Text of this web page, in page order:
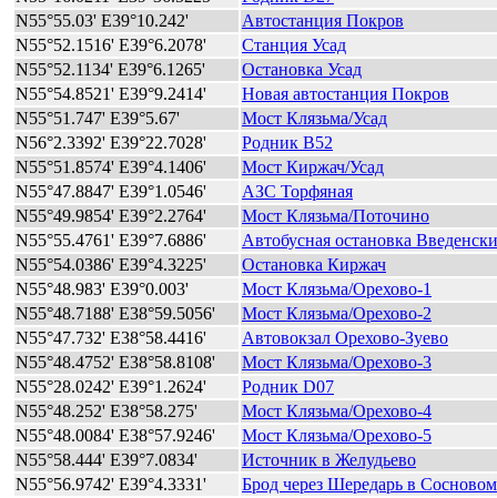
N55°55.03' E39°10.242'
Автостанция Покров
N55°52.1516' E39°6.2078'
Станция Усад
N55°52.1134' E39°6.1265'
Остановка Усад
N55°54.8521' E39°9.2414'
Новая автостанция Покров
N55°51.747' E39°5.67'
Мост Клязьма/Усад
N56°2.3392' E39°22.7028'
Родник B52
N55°51.8574' E39°4.1406'
Мост Киржач/Усад
N55°47.8847' E39°1.0546'
АЗС Торфяная
N55°49.9854' E39°2.2764'
Мост Клязьма/Поточино
N55°55.4761' E39°7.6886'
Автобусная остановка
N55°54.0386' E39°4.3225'
Остановка Киржач
N55°48.983' E39°0.003'
Мост Клязьма/Орехово-1
N55°48.7188' E38°59.5056'
Мост Клязьма/Орехово-2
N55°47.732' E38°58.4416'
Автовокзал Орехово-Зуево
N55°48.4752' E38°58.8108'
Мост Клязьма/Орехово-3
N55°28.0242' E39°1.2624'
Родник D07
N55°48.252' E38°58.275'
Мост Клязьма/Орехово-4
N55°48.0084' E38°57.9246'
Мост Клязьма/Орехово-5
N55°58.444' E39°7.0834'
Источник в Желудьево
N55°56.9742' E39°4.3331'
Брод через Шередарь в